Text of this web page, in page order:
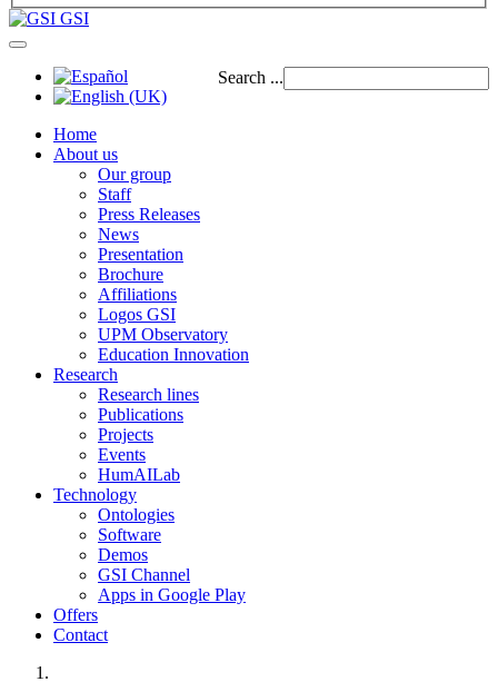
GSI
Search ...
Home
About us
Our group
Staff
Press Releases
News
Presentation
Brochure
Affiliations
Logos GSI
UPM Observatory
Education Innovation
Research
Research lines
Publications
Projects
Events
HumAILab
Technology
Ontologies
Software
Demos
GSI Channel
Apps in Google Play
Offers
Contact